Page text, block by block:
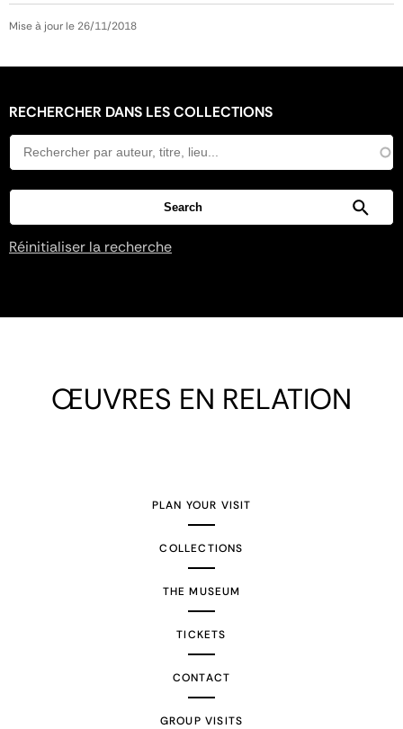
Mise à jour le 26/11/2018
RECHERCHER DANS LES COLLECTIONS
Réinitialiser la recherche
ŒUVRES EN RELATION
PLAN YOUR VISIT
COLLECTIONS
THE MUSEUM
TICKETS
CONTACT
GROUP VISITS